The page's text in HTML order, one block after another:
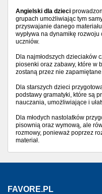
Angielski dla dzieci
grupach umożliwiając tym
przyswajanie danego
wypływa na dynamikę
uczniów.
Dla najmłodszych dzieciaków
piosenki oraz zabawy, które w
zostaną przez nie
Dla starszych dzieci
podstawy gramatyki, które są
nauczania, umożliwiające i
Dla młodych nastolatków
pisownią oraz wymową, ale
rozmowy, ponieważ poprzez
materiał.
FAVORE.PL